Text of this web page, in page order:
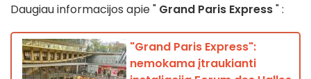
Daugiau informacijos apie " Grand Paris Express" :
"Grand Paris Express":
nemokama įtraukianti